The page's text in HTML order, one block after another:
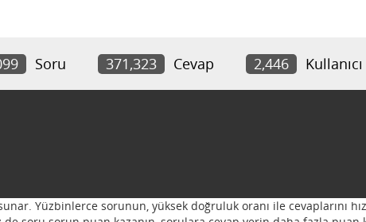
Soru 371,323 Cevap 2,446 Kullanıcı
Yüzbinlerce sorunun, yüksek doğruluk oranı ile cevaplarını